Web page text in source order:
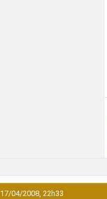
17/04/2008, 22h33